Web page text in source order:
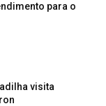
para o
visita